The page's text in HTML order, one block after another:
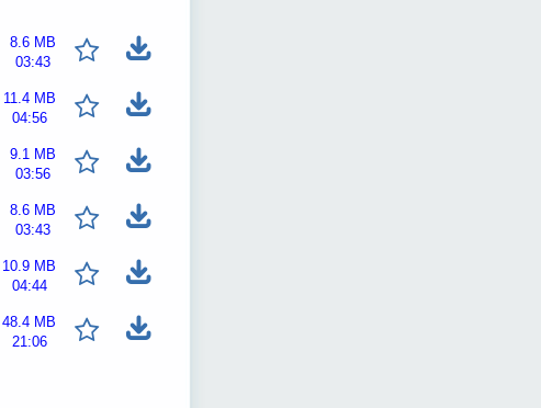
8.6 MB
03:43
11.4 MB
04:56
9.1 MB
03:56
8.6 MB
03:43
10.9 MB
04:44
48.4 MB
21:06